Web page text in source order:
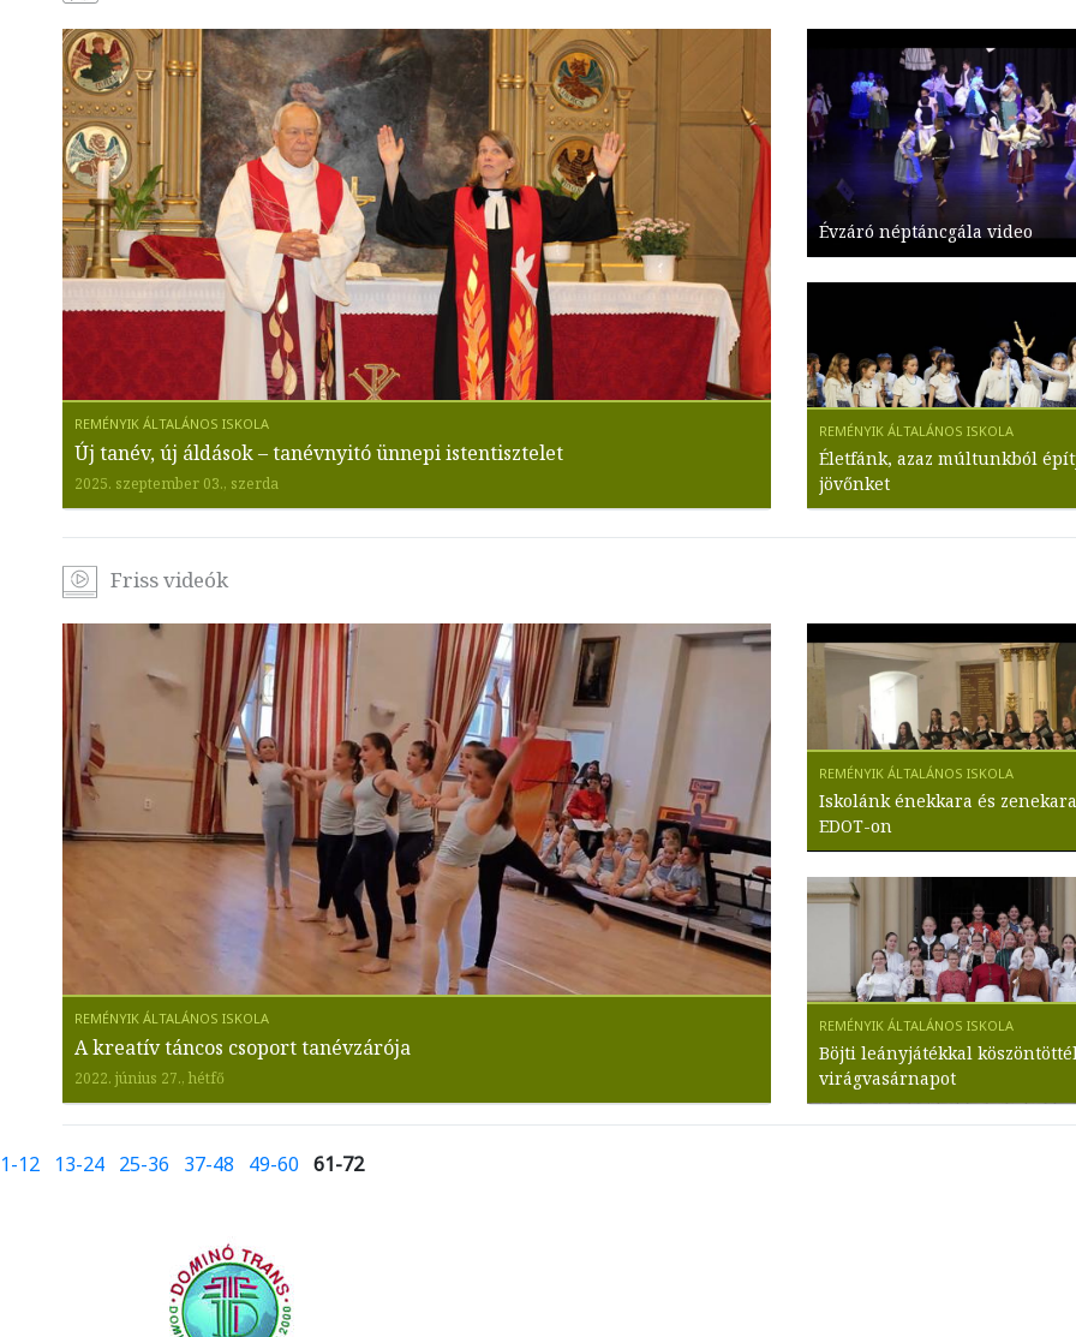
Új tanév, új áldások – tanévnyitó ünnepi istentisztelet
2025. szeptember 03., szerda
Évzáró néptáncgála video
Életfánk, azaz múltunkból
jövőnket
Friss videók
A kreatív táncos csoport tanévzárója
2022. június 27., hétfő
Iskolánk énekkara és
EDOT-on
Böjti leányjátékkal
virágvasárnapot
1-12 13-24 25-36 37-48 49-60 61-72